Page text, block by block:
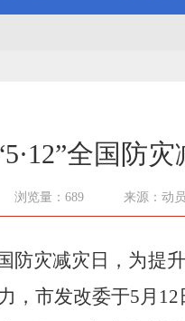
全国防
浏览量：689 来源：动
防灾减灾日，为提
，市发改委于5月 12